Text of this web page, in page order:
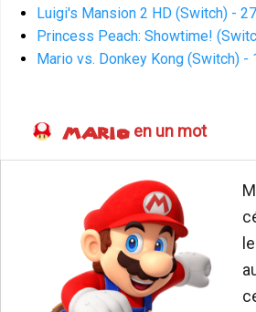
Luigi's Mansion 2 HD (Switch) -
Princess Peach: Showtime!
Mario vs. Donkey Kong (Switch)
MARIOen un mot